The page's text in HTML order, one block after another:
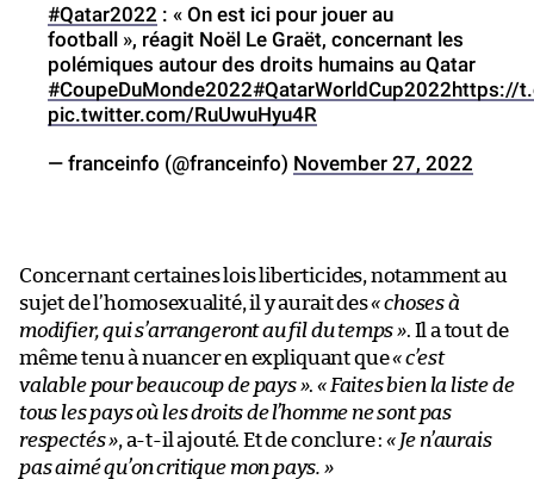
#Qatar2022 : « On est ici pour jouer au
football », réagit Noël Le Graët, concernant les
polémiques autour des droits humains au Qatar
#CoupeDuMonde2022#QatarWorldCup2022https://
pic.twitter.com/RuUwuHyu4R
— franceinfo (@franceinfo) November 27, 2022
Concernant certaines lois liberticides, notamment au
sujet de l’homosexualité, il y aurait des« choses à
modifier, qui s’arrangeront au fil du temps ». Il a tout de
même tenu à nuancer en expliquant que« c’est
valable pour beaucoup de pays ».« Faites bien la liste de
tous les pays où les droits de l’homme ne sont pas
respectés », a-t-il ajouté. Et de conclure : « Je n’aurais
pas aimé qu’on critique mon pays. »